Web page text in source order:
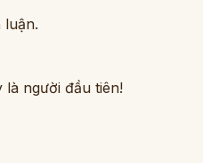
luận.
người đầu tiên!